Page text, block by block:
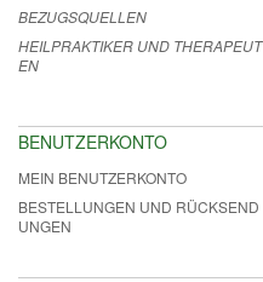
BEZUGSQUELLEN
HEILPRAKTIKER UND THERAPEUT
EN
BENUTZERKONTO
MEIN BENUTZERKONTO
BESTELLUNGEN UND RÜCKSEND
UNGEN